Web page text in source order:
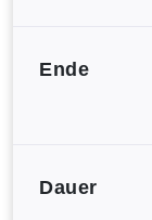
Ende
Dauer